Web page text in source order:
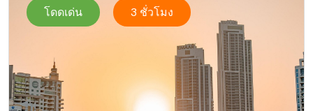
โดดเด่น 3 ชั่วโมง